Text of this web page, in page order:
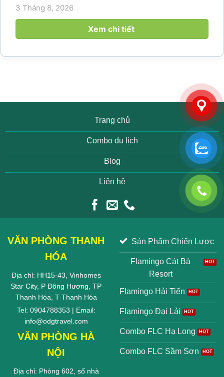
Thanh Hóa. Nơi đây nổi tiếng với ruộng bậc thang,
bản làng người Thái, thác nước, rừng nguyên sinh
và không gian nghỉ dưỡng...
3 Tháng 8, 2026
Xem chi tiết
Trang chủ
Combo du lịch
Blog
Liên hệ
VĂN PHÒNG THANH
HÓA
Địa chỉ: HH15-43, Vinhomes
Star City, P Đông Hương, TP
Thanh Hóa, T Thanh Hóa
Tel: 0904788353 | Email:
info@odgtravel.com
VĂN PHÒNG HÀ
NỘI
Địa chỉ: Phòng 602, số nhà
Sản Phẩm Chiến Lược
Flamingo Cát Bà
Resort
Flamingo Hải Tiến
Flamingo Đại Lải
Combo FLC Hạ Long
Combo FLC Sầm Sơn